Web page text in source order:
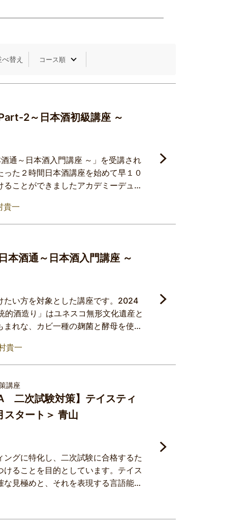
べ替え
2～日本酒初級講座 ～
通～日本酒入門講座 ～」を受講され
た２時間日本酒講座を始めて早１０
ことができましたアカデミーデュヴ
方も多くいらっしゃいました。なに
上がろうという声もいただき、
貴一
本酒通～日本酒入門講座 ～
たい方を対象とした講座です。2024
酒造り」はユネスコ無形文化遺産と
まれな、カビ一種の麹菌と酵母を使
の注目度はより上がっております。
知らず、日本酒ラベルの意味にも気
貴一
講座
二次試験対策】テイスティ
スタート＞ 青山
グに特化し、二次試験に合格するた
ることを目的としています。テイス
見極めと、それを表現する言語能
レーニングにより、実践力へと結び
したテイスティング演習を重ねるこ